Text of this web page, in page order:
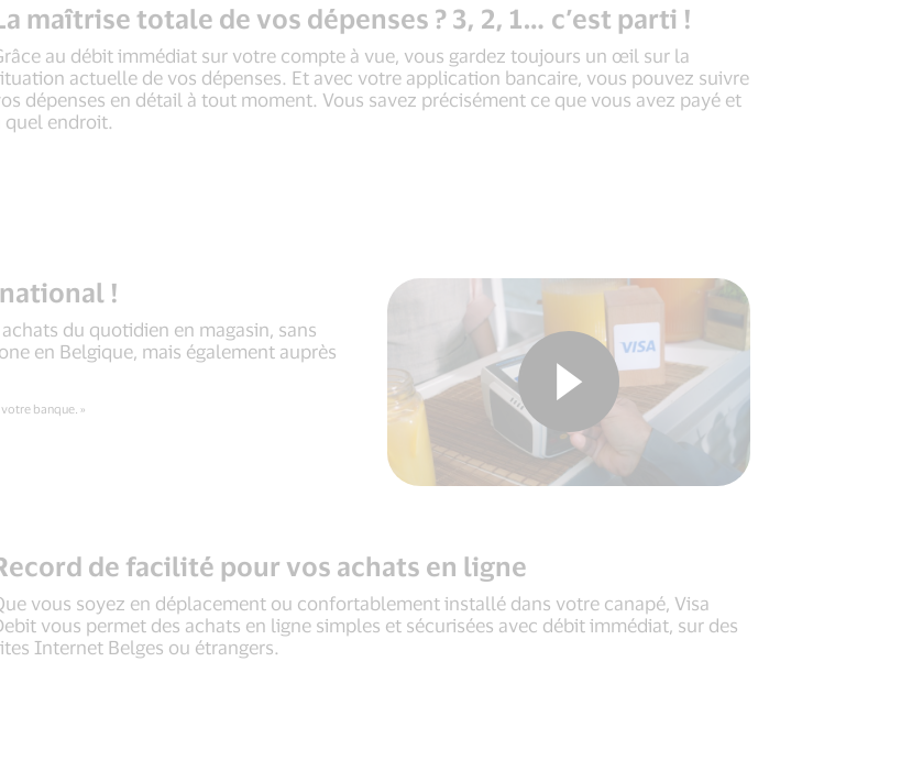
maîtrise totale de vos dépenses ? 3, 2, 1… c’est parti !
au débit immédiat sur votre compte à vue, vous gardez toujours un œil sur la
actuelle de vos dépenses. Et avec votre application bancaire, vous pouvez suivre
dépenses en détail à tout moment. Vous savez précisément ce que vous avez payé et
quel endroit.
!
du quotidien en magasin, sans
en Belgique, mais également auprès
banque. »
de facilité pour vos achats en ligne
vous soyez en déplacement ou confortablement installé dans votre canapé, Visa
vous permet des achats en ligne simples et sécurisées avec débit immédiat, sur des
Internet Belges ou étrangers.